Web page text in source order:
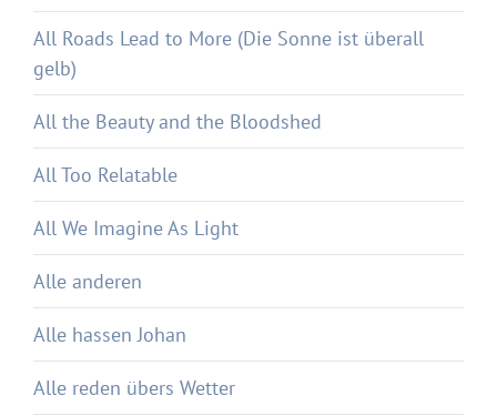
All Roads Lead to More (Die Sonne ist überall
gelb)
All the Beauty and the Bloodshed
All Too Relatable
All We Imagine As Light
Alle anderen
Alle hassen Johan
Alle reden übers Wetter